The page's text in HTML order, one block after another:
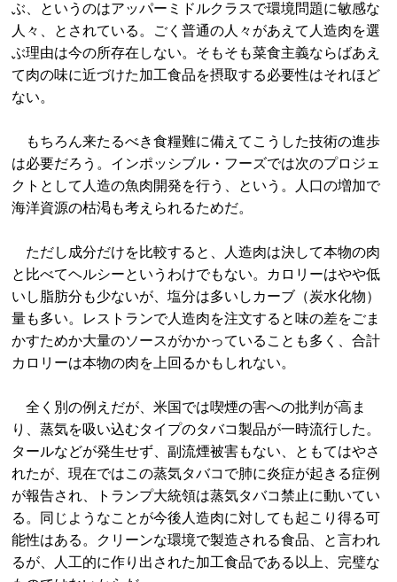
ぶ、というのはアッパーミドルクラスで環境問題に敏感な
人々、とされている。ごく普通の人々があえて人造肉を選
ぶ理由は今の所存在しない。そもそも菜食主義ならばあえ
て肉の味に近づけた加工食品を摂取する必要性はそれほど
ない。
もちろん来たるべき食糧難に備えてこうした技術の進歩
は必要だろう。インポッシブル・フーズでは次のプロジェ
クトとして人造の魚肉開発を行う、という。人口の増加で
海洋資源の枯渇も考えられるためだ。
ただし成分だけを比較すると、人造肉は決して本物の肉
と比べてヘルシーというわけでもない。カロリーはやや低
いし脂肪分も少ないが、塩分は多いしカーブ（炭水化物）
量も多い。レストランで人造肉を注文すると味の差をごま
かすためか大量のソースがかかっていることも多く、合計
カロリーは本物の肉を上回るかもしれない。
全く別の例えだが、米国では喫煙の害への批判が高ま
り、蒸気を吸い込むタイプのタバコ製品が一時流行した。
タールなどが発生せず、副流煙被害もない、ともてはやさ
れたが、現在ではこの蒸気タバコで肺に炎症が起きる症例
が報告され、トランプ大統領は蒸気タバコ禁止に動いてい
る。同じようなことが今後人造肉に対しても起こり得る可
能性はある。クリーンな環境で製造される食品、と言われ
るが、人工的に作り出された加工食品である以上、完璧な